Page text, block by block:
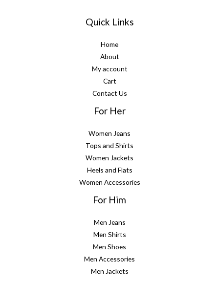
Quick Links
Home
About
My account
Cart
Contact Us
For Her
Women Jeans
Tops and Shirts
Women Jackets
Heels and Flats
Women Accessories
For Him
Men Jeans
Men Shirts
Men Shoes
Men Accessories
Men Jackets